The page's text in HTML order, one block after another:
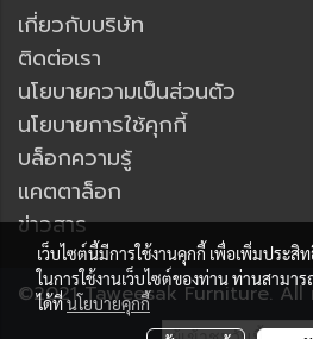
เกี่ยวกับบริษัท
ติดต่อเรา
นโยบายความเป็นส่วนตัว
นโยบายการใช้คุกกี้
บล็อกความรู้
แคตตาล็อก
ข่าวสาร
©2021 Taweesak Furniture.
เว็บไซต์นี้มีการใช้งานคุกกี้ เพื่อเพิ่มประ
ในการใช้งานเว็บไซต์ของท่าน ท่านสามา
ได้ที่นโยบายคุกกี้